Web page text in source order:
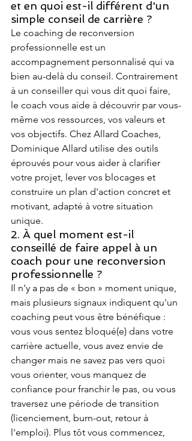
et en quoi est-il différent d'un
simple conseil de carrière ?
Le coaching de reconversion
professionnelle est un
accompagnement personnalisé qui va
bien au-delà du conseil. Contrairement
à un conseiller qui vous dit quoi faire,
le coach vous aide à découvrir par vous-
même vos ressources, vos valeurs et
vos objectifs. Chez Allard Coaches,
Dominique Allard utilise des outils
éprouvés pour vous aider à clarifier
votre projet, lever vos blocages et
construire un plan d'action concret et
motivant, adapté à votre situation
unique.
2. À quel moment est-il
conseillé de faire appel à un
coach pour une reconversion
professionnelle ?
Il n'y a pas de « bon » moment unique,
mais plusieurs signaux indiquent qu'un
coaching peut vous être bénéfique :
vous vous sentez bloqué(e) dans votre
carrière actuelle, vous avez envie de
changer mais ne savez pas vers quoi
vous orienter, vous manquez de
confiance pour franchir le pas, ou vous
traversez une période de transition
(licenciement, burn-out, retour à
l'emploi). Plus tôt vous commencez,